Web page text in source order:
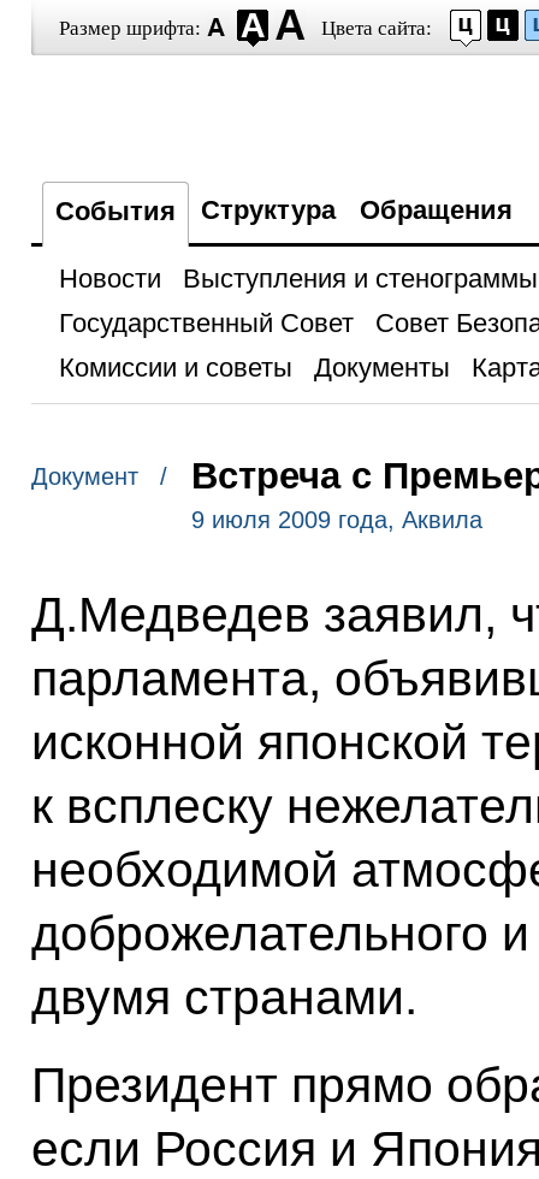
Размер шрифта: Цвета сайта:
События Структура Обращения
Новости
Выступления и стенограммы
Государственный Совет
Совет
Комиссии и советы
Документы
Документ / Встреча с
9 июля 2009 года, Аквила
Д.Медведев заявил,
парламента,
исконной японской
к всплеску
необходимой
доброжелательного
двумя странами.
Президент прямо
если Россия и